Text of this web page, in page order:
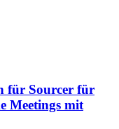
für Sourcer für
Meetings mit